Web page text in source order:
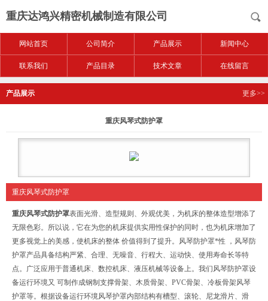
重庆达鸿兴精密机械制造有限公司
网站首页 公司简介 产品展示 新闻中心
联系我们 产品目录 技术文章 在线留言
产品展示 更多>>
重庆风琴式防护罩
重庆风琴式防护罩
重庆风琴式防护罩表面光滑、造型规则、外观优美，为机床的整体造型增添了
无限色彩。所以说，它在为您的机床提供实用性保护的同时，也为机床增加了
更多视觉上的美感，使机床的整体 价值得到了提升。风琴防护罩*性 ，风琴防
护罩产品具备结构严紧、合理、无噪音、行程大、运动快、使用寿命长等特
点。广泛应用于普通机床、数控机床、液压机械等设备上。我们风琴防护罩设
备运行环境又 可制作成钢制支撑骨架、木质骨架、PVC骨架、冷板骨架风琴
护罩等。根据设备运行环境风琴护罩内部结构有槽型、滚轮、尼龙滑片、滑